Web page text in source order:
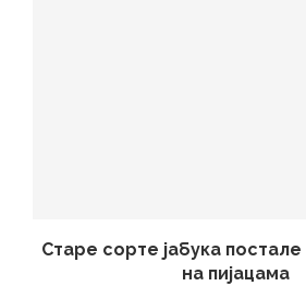
Старе сорте јабука постале
на пијацама